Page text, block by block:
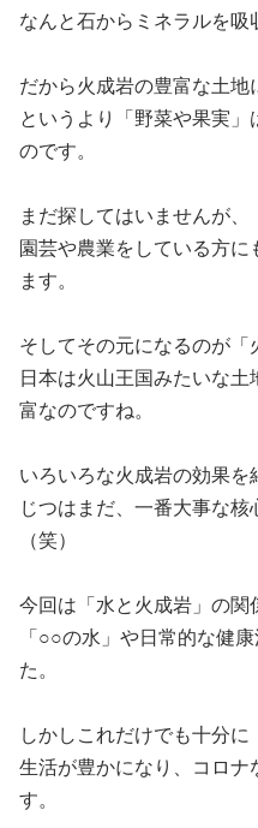
なんと石からミネラルを吸
だから火成岩の豊富な土地
というより「野菜や果実
のです。
まだ探してはいませんが、
園芸や農業をしている方に
ます。
そしてその元になるのが「
日本は火山王国みたいな
富なのですね。
いろいろな火成岩の効果を
じつはまだ、一番大事な
（笑）
今回は「水と火成岩」の関
「○○の水」や日常的な健
た。
しかしこれだけでも十分に
生活が豊かになり、コロ
す。